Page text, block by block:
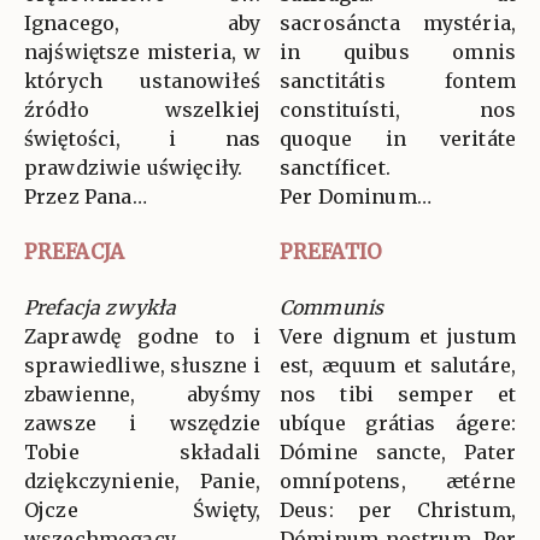
Ignacego, aby
najświętsze misteria, w
których ustanowiłeś
źródło wszelkiej
świętości, i nas
prawdziwie uświęciły.
Przez Pana…
sacrosáncta mystéria,
in quibus omnis
sanctitátis fontem
constituísti, nos
quoque in veritáte
sanctíficet.
Per Dominum…
PREFACJA PREFATIO
Prefacja zwykła
Zaprawdę godne to i
sprawiedliwe, słuszne i
zbawienne, abyśmy
zawsze i wszędzie
Tobie składali
dziękczynienie, Panie,
Ojcze Święty,
Communis
Vere dignum et justum
est, æquum et salutáre,
nos tibi semper et
ubíque grátias ágere:
Dómine sancte, Pater
omnípotens, ætérne
Deus: per Christum,